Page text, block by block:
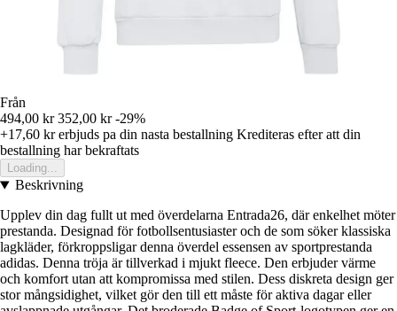
Från
494,00 kr 352,00 kr -29%
+17,60 krerbjuds pa din nasta bestallning Krediteras efter att din
bestallning har bekraftats
Loading...
Beskrivning
Upplev din dag fullt ut med överdelarna Entrada26, där enkelhet möter
prestanda. Designad för fotbollsentusiaster och de som söker klassiska
lagkläder, förkroppsligar denna överdel essensen av sportprestanda
adidas. Denna tröja är tillverkad i mjukt fleece. Den erbjuder värme
och komfort utan att kompromissa med stilen. Dess diskreta design ger
stor mångsidighet, vilket gör den till ett måste för aktiva dagar eller